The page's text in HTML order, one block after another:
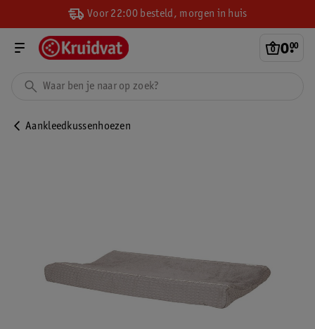
Voor 22:00 besteld, morgen in huis
0.
00
Aankleedkussenhoezen